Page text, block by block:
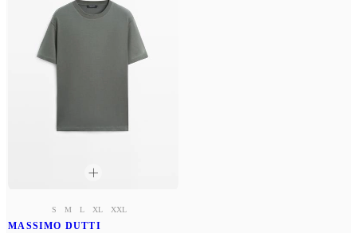
S M L XL XXL
MASSIMO DUTTI